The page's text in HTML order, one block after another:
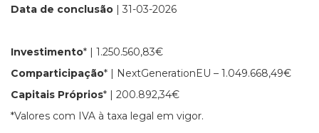
Data de conclusão | 31-03-2026
Investimento* | 1.250.560,83€
Comparticipação* | NextGenerationEU – 1.049.668,49€
Capitais Próprios* | 200.892,34€
*Valores com IVA à taxa legal em vigor.